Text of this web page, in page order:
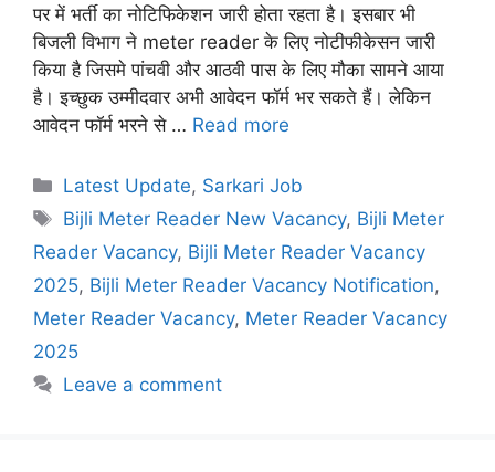
पर में भर्ती का नोटिफिकेशन जारी होता रहता है। इसबार भी
बिजली विभाग ने meter reader के लिए नोटीफीकेसन जारी
किया है जिसमे पांचवी और आठवी पास के लिए मौका सामने आया
है। इच्छुक उम्मीदवार अभी आवेदन फॉर्म भर सकते हैं। लेकिन
आवेदन फॉर्म भरने से … Read more
Categories
Latest Update, Sarkari Job
Tags
Bijli Meter Reader New Vacancy, Bijli Meter
Reader Vacancy, Bijli Meter Reader Vacancy
2025, Bijli Meter Reader Vacancy Notification,
Meter Reader Vacancy, Meter Reader Vacancy
2025
Leave a comment